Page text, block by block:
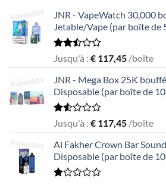
JNR - VapeWatch 30,000
Jetable/Vape (par boîte de
Rated
out
of 5
Jusqu'à : € 117,45 /boîte
JNR - Mega Box 25K
Disposable (par boîte de
Rated
out
of
5
Jusqu'à : € 117,45 /boîte
Al Fakher Crown Bar
Disposable (par boîte de